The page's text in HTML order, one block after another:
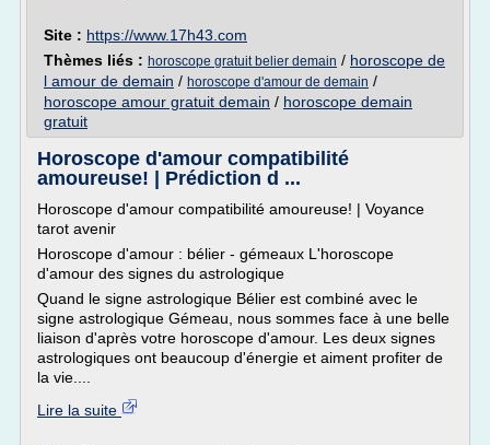
Site : https://www.17h43.com
Thèmes liés : horoscope gratuit belier demain / horoscope de
l amour de demain / horoscope d'amour de demain /
horoscope amour gratuit demain / horoscope demain
gratuit
Horoscope d'amour compatibilité
amoureuse! | Prédiction d ...
Horoscope d'amour compatibilité amoureuse! | Voyance
tarot avenir
Horoscope d'amour : bélier - gémeaux L'horoscope
d'amour des signes du astrologique
Quand le signe astrologique Bélier est combiné avec le
signe astrologique Gémeau, nous sommes face à une belle
liaison d'après votre horoscope d'amour. Les deux signes
astrologiques ont beaucoup d'énergie et aiment profiter de
la vie....
Lire la suite